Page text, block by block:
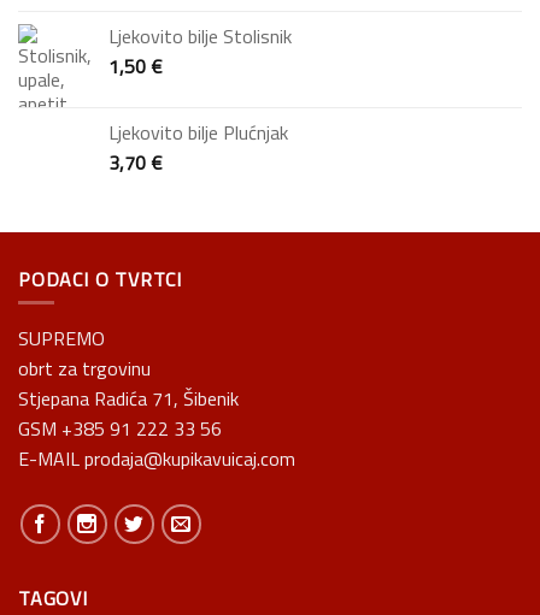
Ljekovito bilje Stolisnik
1,50€
Ljekovito bilje Plućnjak
3,70€
PODACI O TVRTCI
SUPREMO
obrt za trgovinu
Stjepana Radića 71, Šibenik
GSM +385 91 222 33 56
E-MAIL prodaja@kupikavuicaj.com
TAGOVI